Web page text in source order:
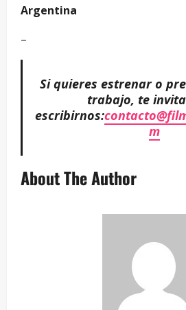
Argentina
–
Si quieres estrenar o
trabajo, te
escribirnos:
m
About The Author